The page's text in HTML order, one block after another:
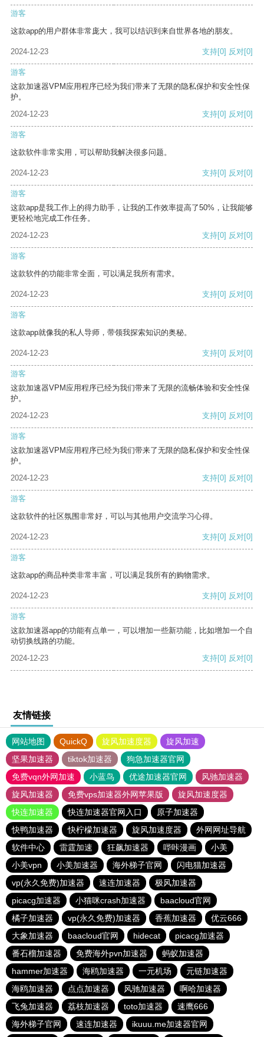
游客
这款app的用户群体非常庞大，我可以结识到来自世界各地的朋友。
2024-12-23 支持[0] 反对[0]
游客
这款加速器VPM应用程序已经为我们带来了无限的隐私保护和安全性保
护。
2024-12-23
支持[0] 反对[0]
游客
这款软件非常实用，可以帮助我解决很多问题。
2024-12-23 支持[0] 反对[0]
游客
这款app是我工作上的得力助手，让我的工作效率提高了50%，让我能够
更轻松地完成工作任务。
2024-12-23
支持[0] 反对[0]
游客
这款软件的功能非常全面，可以满足我所有需求。
2024-12-23 支持[0] 反对[0]
游客
这款app就像我的私人导师，带领我探索知识的奥秘。
2024-12-23 支持[0] 反对[0]
游客
这款加速器VPM应用程序已经为我们带来了无限的流畅体验和安全性保
护。
2024-12-23
支持[0] 反对[0]
游客
这款加速器VPM应用程序已经为我们带来了无限的隐私保护和安全性保
护。
2024-12-23
支持[0] 反对[0]
游客
这款软件的社区氛围非常好，可以与其他用户交流学习心得。
2024-12-23 支持[0] 反对[0]
游客
这款app的商品种类非常丰富，可以满足我所有的购物需求。
2024-12-23 支持[0] 反对[0]
游客
这款加速器app的功能有点单一，可以增加一些新功能，比如增加一个自
动切换线路的功能。
2024-12-23
支持[0] 反对[0]
友情链接
网站地图 QuickQ 旋风加速度器
旋风加速
坚果加速器
tiktok加速器
狗急加速器官网
免费vqn外网加速
小蓝鸟 优途加速器官网
风驰加速器
旋风加速器
免费vps加速器外网苹果版
旋风加速度器
快连加速器
快连加速器官网入口
原子加速器
快鸭加速器
快柠檬加速器 旋风加速度器
外网网址导航
软件中心
雷霆加速 狂飙加速器 哔咔漫画
小美
小美vpn
小美加速器 海外梯子官网
闪电猫加速器
vp(永久免费)加速器
速连加速器
极风加速器
picacg加速器
小猫咪crash加速器
baacloud官网
橘子加速器
vp(永久免费)加速器 香蕉加速器
优云666
大象加速器
baacloud官网 hidecat
picacg加速器
番石榴加速器
免费海外pvn加速器
蚂蚁加速器
hammer加速器
海鸥加速器 一元机场
元链加速器
海鸥加速器
点点加速器 风驰加速器
啊哈加速器
飞兔加速器
荔枝加速器 toto加速器
速鹰666
海外梯子官网
速连加速器 ikuuu.me加速器官网